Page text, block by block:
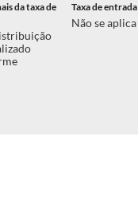
da taxa de
Taxa de entrada
Não se aplica